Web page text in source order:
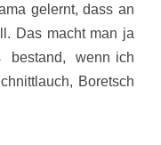
gelernt, dass an
Das macht man ja
bestand,
wenn ich
Boretsch